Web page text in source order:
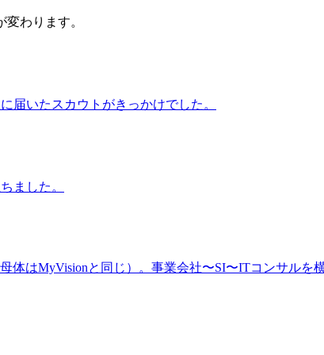
わります。
届いたスカウトがきっかけでした。
ました。
はMyVisionと同じ）。事業会社〜SI〜ITコンサルを横